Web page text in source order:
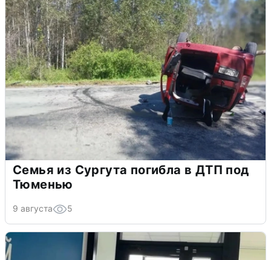
Семья из Сургута погибла в ДТП под
Тюменью
9 августа 5